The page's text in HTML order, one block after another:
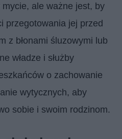
ale ważne jest, by
przegotowania jej przed
z błonami śluzowymi lub
władze i służby
o zachowanie
wytycznych, aby
sobie i swoim rodzinom.